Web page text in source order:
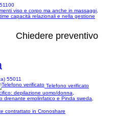
viso e corpo ma anche in massaggi,
capacità relazionali e nella gestione
Chiedere preventivo
55011
Telefono verificato
depilazione uomo/donna,
drenante emolinfatico e Pinda sweda,
contrattato in Cronoshare